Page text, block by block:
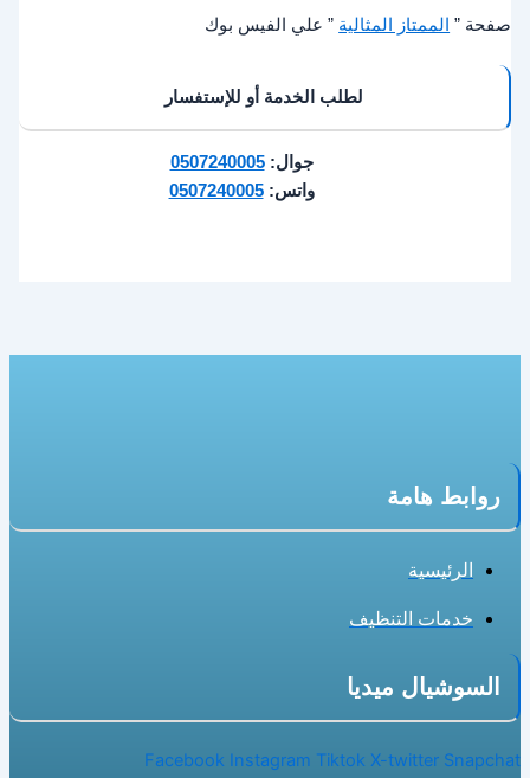
صفحة ” الممتاز المثالية ” علي الفيس بوك
لطلب الخدمة أو للإستفسار
جوال:0507240005
واتس:0507240005
روابط هامة
الرئيسية
خدمات التنظيف
السوشيال ميديا
Facebook Instagram Tiktok X-twitter Snapchat